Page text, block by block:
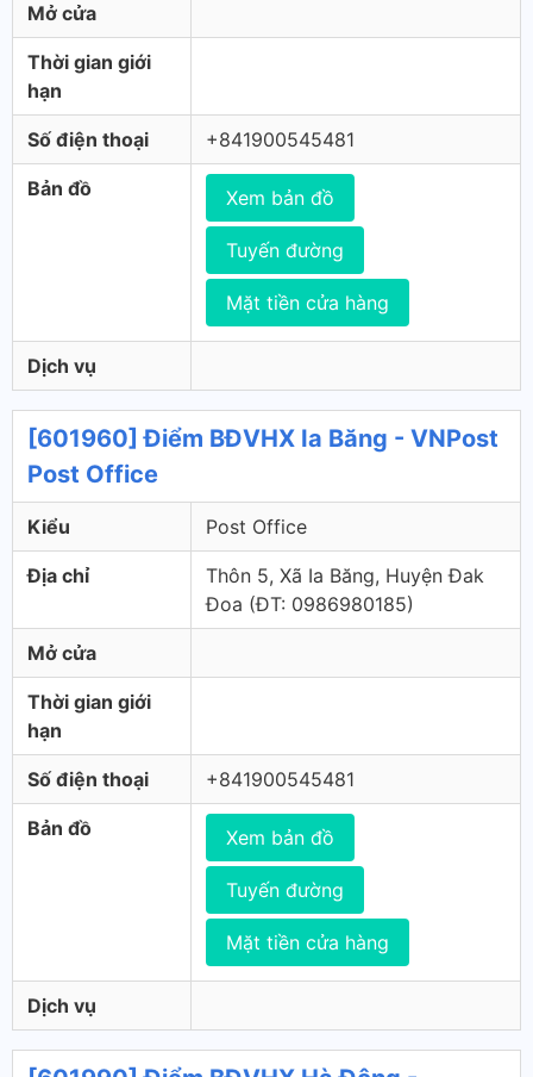
Mở cửa
Thời gian giới
hạn
Số điện thoại +841900545481
Bản đồ Xem bản đồ
Tuyến đường
Mặt tiền cửa hàng
Dịch vụ
[601960] Điểm BĐVHX Ia Băng - VNPost
Post Office
Kiểu Post Office
Địa chỉ
Thôn 5, Xã Ia Băng, Huyện Đak
Đoa (ÐT: 0986980185)
Mở cửa
Thời gian giới
hạn
Số điện thoại +841900545481
Bản đồ Xem bản đồ
Tuyến đường
Mặt tiền cửa hàng
Dịch vụ